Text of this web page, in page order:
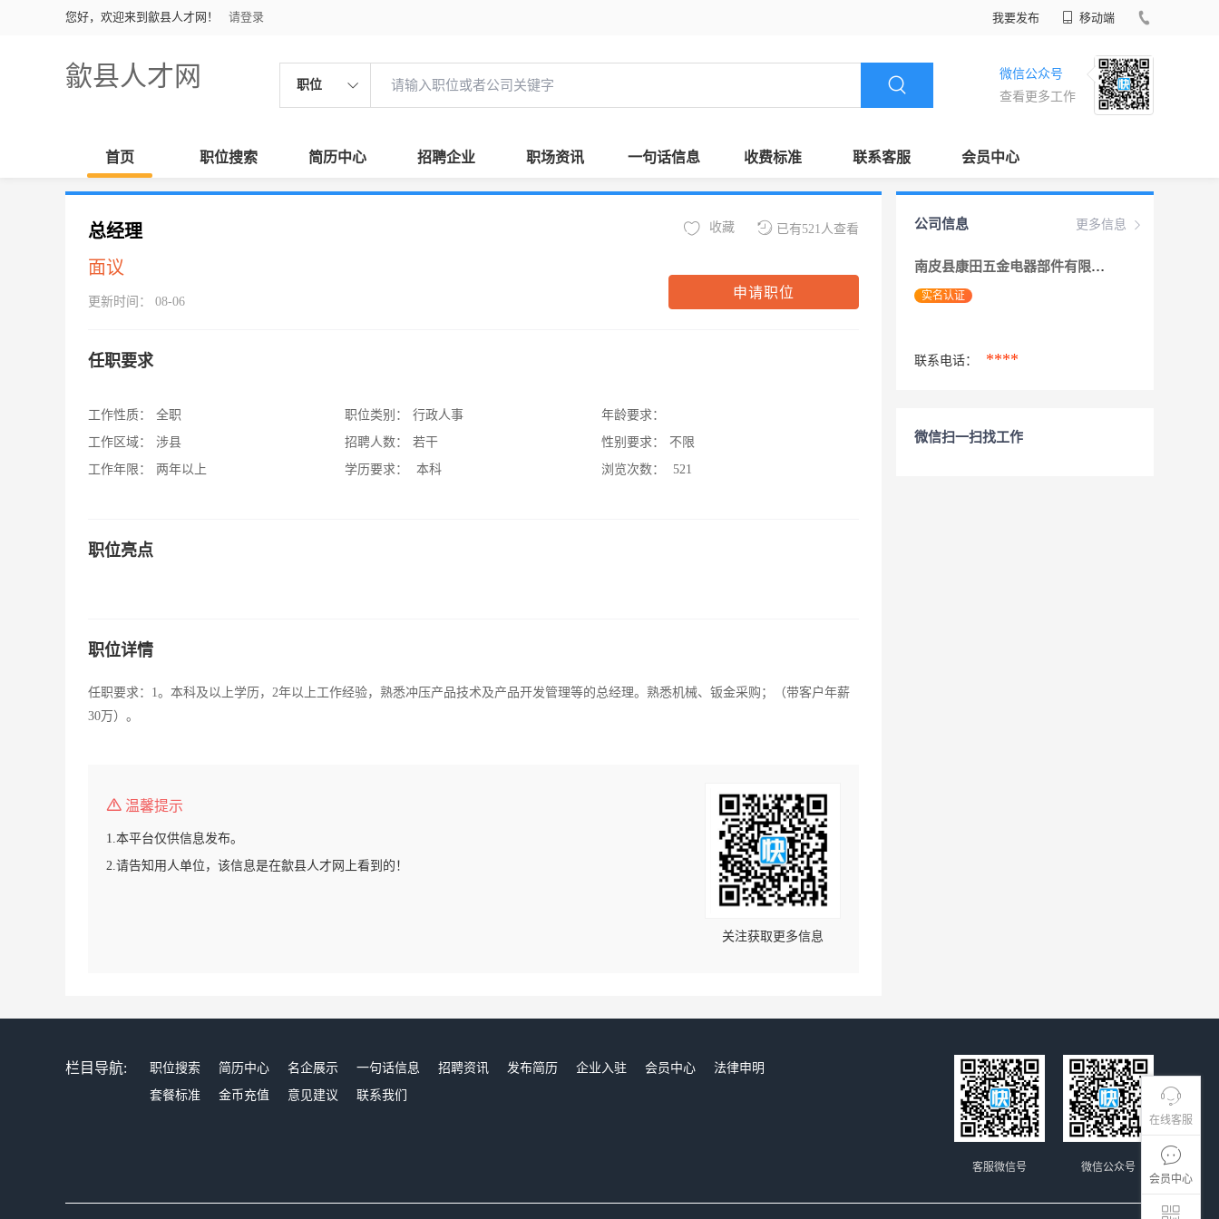
您好，欢迎来到歙县人才网！ 请登录 我要发布 移动端
歙县人才网 职位
微信公众号
查看更多工作
首页 职位搜索 简历中心 招聘企业 职场资讯 一句话信息 收费标准 联系客服 会员中心
在线客服
会员中心
总经理
面议
更新时间： 08-06
已有521人查看
收藏
申请职位
任职要求
工作性质：
全职
工作区域：
涉县
工作年限：
两年以上
职位类别：
行政人事
招聘人数：
若干
学历要求：
本科
年龄要求：
性别要求：
不限
浏览次数：
521
职位亮点
职位详情
任职要求：1。本科及以上学历，2年以上工作经验，熟悉冲压产品技术及产品开发管理等的总经理。熟悉机械、钣金采购；（带客户年薪
30万）。
温馨提示
1.本平台仅供信息发布。
2.请告知用人单位，该信息是在歙县人才网上看到的！
关注获取更多信息
更多信息
公司信息
南皮县康田五金电器部件有限公司
实名认证
联系电话： ****
微信扫一扫找工作
栏目导航: 职位搜索 简历中心 名企展示 一句话信息 招聘资讯 发布简历 企业入驻 会员中心
法律申明
套餐标准
金币充值 意见建议 联系我们
微信公众号
客服微信号